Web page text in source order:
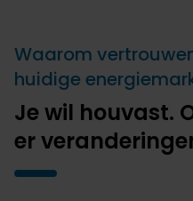
Waarom
huidige
Je wil houvast.
er